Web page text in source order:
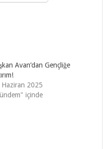
Avan’dan Gençliğe
Haziran 2025
içinde